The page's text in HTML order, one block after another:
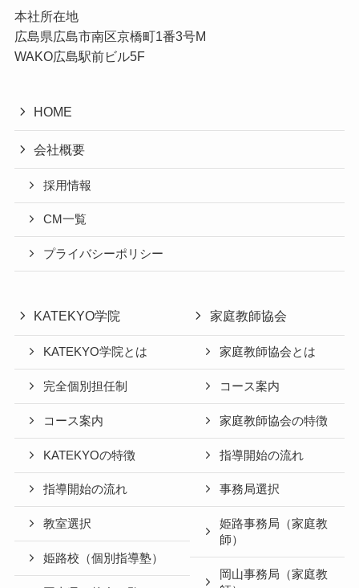
本社所在地
広島県広島市南区京橋町1番3号M
WAKO広島駅前ビル5F
HOME
会社概要
採用情報
CM一覧
プライバシーポリシー
KATEKYO学院
KATEKYO学院とは
完全個別担任制
コース案内
KATEKYOの特徴
指導開始の流れ
教室選択
姫路校（個別指導塾）
家庭教師協会
家庭教師協会とは
コース案内
家庭教師協会の特徴
指導開始の流れ
事務局選択
姫路事務局（家庭教
師）
岡山事務局（家庭教